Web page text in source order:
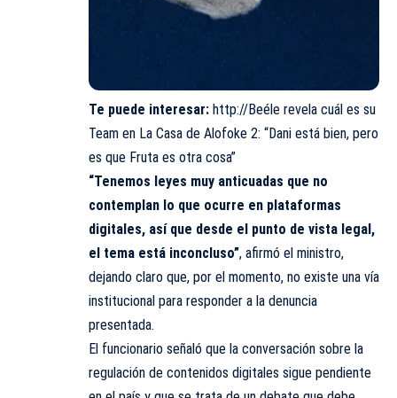
Te puede interesar: http://Beéle revela cuál es su
Team en La Casa de Alofoke 2: “Dani está bien, pero
es que Fruta es otra cosa”
“Tenemos leyes muy anticuadas que no
contemplan lo que ocurre en plataformas
digitales, así que desde el punto de vista legal,
el tema está inconcluso”, afirmó el ministro,
dejando claro que, por el momento, no existe una vía
institucional para responder a la denuncia
presentada.
El funcionario señaló que la conversación sobre la
regulación de contenidos digitales sigue pendiente